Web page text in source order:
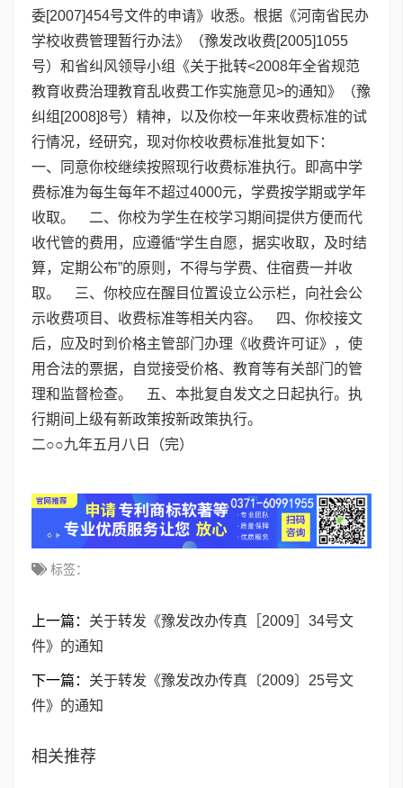
委[2007]454号文件的申请》收悉。根据《河南省民办
学校收费管理暂行办法》（豫发改收费[2005]1055
号）和省纠风领导小组《关于批转<2008年全省规范
教育收费治理教育乱收费工作实施意见>的通知》（豫
纠组[2008]8号）精神，以及你校一年来收费标准的试
行情况，经研究，现对你校收费标准批复如下：
一、同意你校继续按照现行收费标准执行。即高中学
费标准为每生每年不超过4000元，学费按学期或学年
收取。 二、你校为学生在校学习期间提供方便而代
收代管的费用，应遵循“学生自愿，据实收取，及时结
算，定期公布”的原则，不得与学费、住宿费一并收
取。 三、你校应在醒目位置设立公示栏，向社会公
示收费项目、收费标准等相关内容。 四、你校接文
后，应及时到价格主管部门办理《收费许可证》，使
用合法的票据，自觉接受价格、教育等有关部门的管
理和监督检查。 五、本批复自发文之日起执行。执
行期间上级有新政策按新政策执行。
二○○九年五月八日（完）
标签：
上一篇： 关于转发《豫发改办传真［2009］34号文
件》的通知
下一篇： 关于转发《豫发改办传真〔2009〕25号文
件》的通知
相关推荐